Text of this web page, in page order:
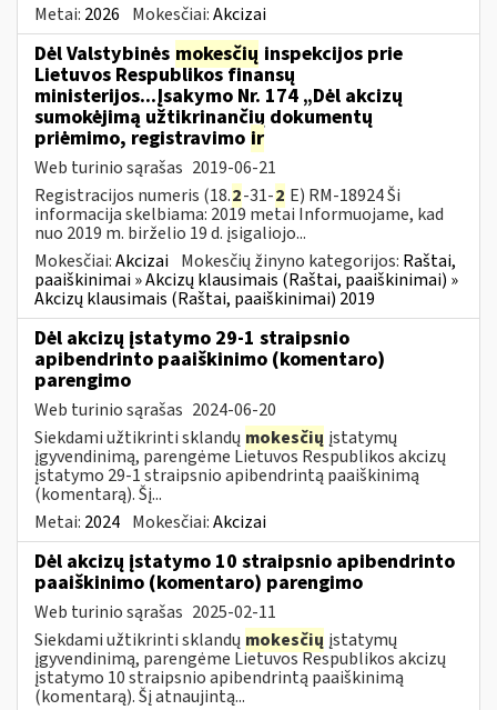
Metai: 2026 Mokesčiai:Akcizai
Dėl Valstybinės mokesčių inspekcijos prie
Lietuvos Respublikos finansų
ministerijos...Įsakymo Nr. 174 „Dėl akcizų
sumokėjimą užtikrinančių dokumentų
priėmimo, registravimo ir
Web turinio sąrašas 2019-06-21
Registracijos numeris (18.2-31-2 E) RM-18924 Ši
informacija skelbiama: 2019 metai Informuojame, kad
nuo 2019 m. birželio 19 d. įsigaliojo...
Mokesčiai:Akcizai Mokesčių žinyno kategorijos: Raštai,
paaiškinimai » Akcizų klausimais (Raštai, paaiškinimai) »
Akcizų klausimais (Raštai, paaiškinimai) 2019
Dėl akcizų įstatymo 29-1 straipsnio
apibendrinto paaiškinimo (komentaro)
parengimo
Web turinio sąrašas 2024-06-20
Siekdami užtikrinti sklandų mokesčių įstatymų
įgyvendinimą, parengėme Lietuvos Respublikos akcizų
įstatymo 29-1 straipsnio apibendrintą paaiškinimą
(komentarą). Šį...
Metai: 2024 Mokesčiai:Akcizai
Dėl akcizų įstatymo 10 straipsnio apibendrinto
paaiškinimo (komentaro) parengimo
Web turinio sąrašas 2025-02-11
Siekdami užtikrinti sklandų mokesčių įstatymų
įgyvendinimą, parengėme Lietuvos Respublikos akcizų
įstatymo 10 straipsnio apibendrintą paaiškinimą
(komentarą). Šį atnaujintą...